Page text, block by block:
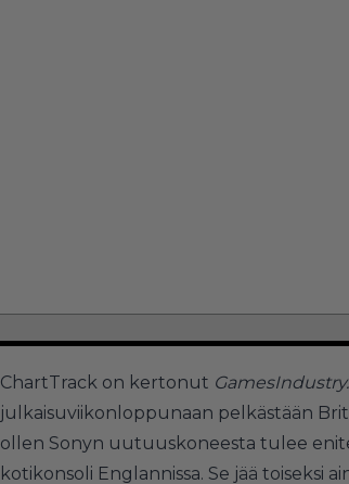
ChartTrack on kertonut
julkaisuviikonloppunaan pelkästään
ollen Sonyn uutuuskoneesta tulee
kotikonsoli Englannissa. Se jää toiseksi